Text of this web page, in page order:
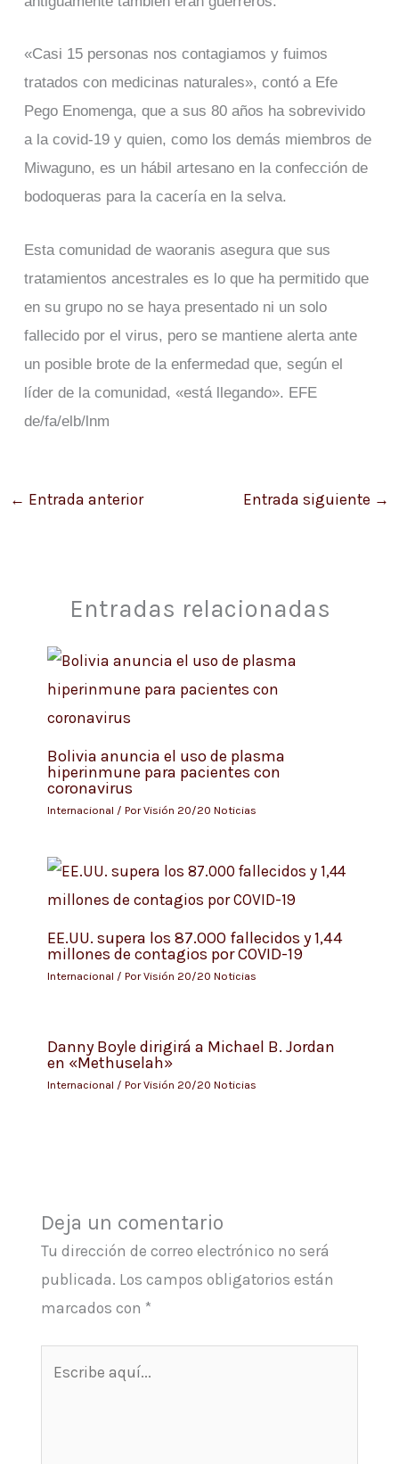
«Casi 15 personas nos contagiamos y fuimos
tratados con medicinas naturales», contó a Efe
Pego Enomenga, que a sus 80 años ha sobrevivido
a la covid-19 y quien, como los demás miembros de
Miwaguno, es un hábil artesano en la confección de
bodoqueras para la cacería en la selva.
Esta comunidad de waoranis asegura que sus
tratamientos ancestrales es lo que ha permitido que
en su grupo no se haya presentado ni un solo
fallecido por el virus, pero se mantiene alerta ante
un posible brote de la enfermedad que, según el
líder de la comunidad, «está llegando». EFE
de/fa/elb/lnm
← Entrada anterior Entrada siguiente →
Entradas relacionadas
Bolivia anuncia el uso de plasma
hiperinmune para pacientes con
coronavirus
Internacional / PorVisión 20/20 Noticias
EE.UU. supera los 87.000 fallecidos y 1,44
millones de contagios por COVID-19
Internacional / PorVisión 20/20 Noticias
Danny Boyle dirigirá a Michael B. Jordan
en «Methuselah»
Internacional / PorVisión 20/20 Noticias
Deja un comentario
Tu dirección de correo electrónico no será
publicada. Los campos obligatorios están
marcados con *